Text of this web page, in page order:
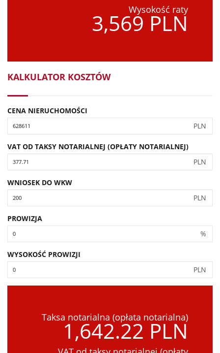
Wysokość raty
3,569 PLN
KALKULATOR KOSZTÓW
CENA NIERUCHOMOŚCI
PLN
VAT OD TAKSY NOTARIALNEJ (OPŁATY NOTARIALNEJ)
PLN
WNIOSEK DO WKW
PLN
PROWIZJA
%
WYSOKOŚĆ PROWIZJI
PLN
Taksa notarialna (opłata notarialna)
1,642.22 PLN